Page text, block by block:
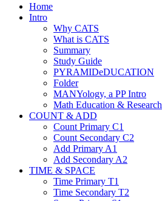
Home
Intro
Why CATS
What is CATS
Summary
Study Guide
PYRAMIDeDUCATION
Folder
MANYology, a PP Intro
Math Education & Research
COUNT & ADD
Count Primary C1
Count Secondary C2
Add Primary A1
Add Secondary A2
TIME & SPACE
Time Primary T1
Time Secondary T2